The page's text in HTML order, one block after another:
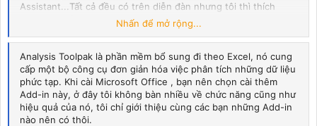
Assistant...Tất cả đều có trên diễn đàn nhưng tôi thì thích
- Add-in về di chuyển qua lại giữa các Sheet : Được giới thiêu
trong đề tài cùng tên, các bạn có thể Down xuống. Đánh giá
các Add-in này, tôi thích Workbook Navigation.xla nhất.
- Add-in về tên và nhãn : Name Lister (File của Levanduyet)
có trong PUP6, hoặc nếu bạn không cài PUP6, bạn có thể cài
NameLister riêng...
Ngoài ra, một số Add-in bạn nên chuẩn bị sẵn cho công việc
KT sau này, lúc bạn gặp phải, đôi khi bạn sẽ thấy chúng rất
Nhấn để mở rộng...
Analysis Toolpak là phần mềm bổ sung đi theo Excel, nó cung
cấp một bộ công cụ đơn giản hóa việc phân tích những dữ liệu
phức tạp. Khi cài Microsoft Office , bạn nên chọn cài thêm
Add-in này, ở đây tôi không bàn nhiều về chức năng cũng như
hiệu quả của nó, tôi chỉ giới thiệu cùng các bạn những Add-in
nào nên có thôi.